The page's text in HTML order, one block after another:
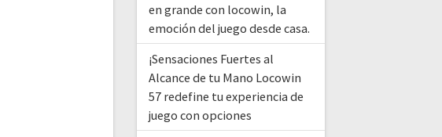
en grande con locowin, la
emoción del juego desde casa.
¡Sensaciones Fuertes al
Alcance de tu Mano Locowin
57 redefine tu experiencia de
juego con opciones